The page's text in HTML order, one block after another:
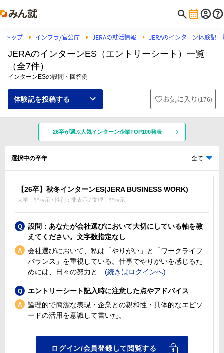
トップ インフラ/官公庁 JERAの就活情報 JERAのインターン体験記
JERAのインターンES（エントリーシート）一覧
（全7件）
インターンESの設問・回答例
体験記を投稿する お気に入り (176)
26卒が選ぶ人気インターン企業TOP100発表
選択中の卒年 全て
【26卒】秋冬インターンES(JERA BUSINESS WORK)
大学：非表示 / 性別：非表示 / 文理：非表示
設問：あなたが会社選びにおいて大切にしている軸を教
えてください。文字数指定なし
会社選びにおいて、私は「やりがい」と「ワークライフ
バランス」を重視している。仕事でやりがいを感じるた
めには、日々の努力と
エントリーシート記入時に注意した点やアドバイス
論理的で簡潔な表現・企業との親和性・具体的なエピソ
ードの活用を意識して書いた。